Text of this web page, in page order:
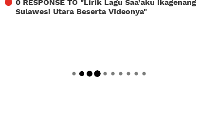
0 RESPONSE TO "Lirik Lagu Saa’aku Ikagenang
Sulawesi Utara Beserta Videonya"